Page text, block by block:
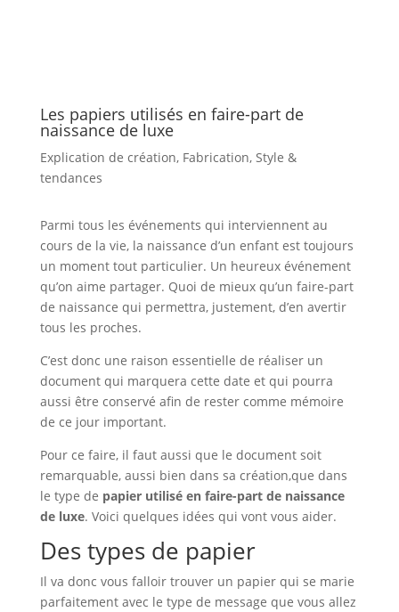
Les papiers utilisés en faire-part de
naissance de luxe
Explication de création, Fabrication, Style &
tendances
Parmi tous les événements qui interviennent au
cours de la vie, la naissance d’un enfant est toujours
un moment tout particulier. Un heureux événement
qu’on aime partager. Quoi de mieux qu’un faire-part
de naissance qui permettra, justement, d’en avertir
tous les proches.
C’est donc une raison essentielle de réaliser un
document qui marquera cette date et qui pourra
aussi être conservé afin de rester comme mémoire
de ce jour important.
Pour ce faire, il faut aussi que le document soit
remarquable, aussi bien dans sa création,que dans
le type de papier utilisé en faire-part de naissance
de luxe. Voici quelques idées qui vont vous aider.
Des types de papier
Il va donc vous falloir trouver un papier qui se marie
parfaitement avec le type de message que vous allez